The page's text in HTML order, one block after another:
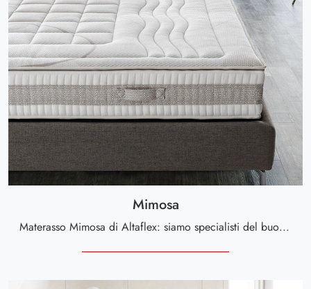
Mimosa
Materasso Mimosa di Altaflex: siamo specialisti del buon sonno! Ottieni informazioni sui Materassi hybrid matrimoniali.